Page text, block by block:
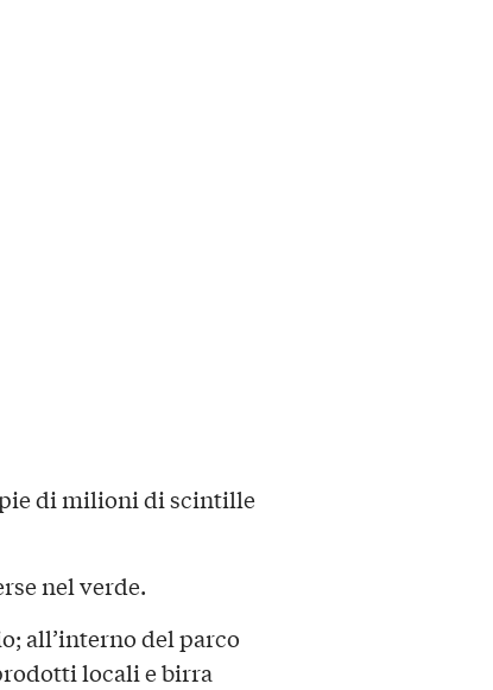
di milioni di scintille
nel verde.
all’interno del parco
locali e birra